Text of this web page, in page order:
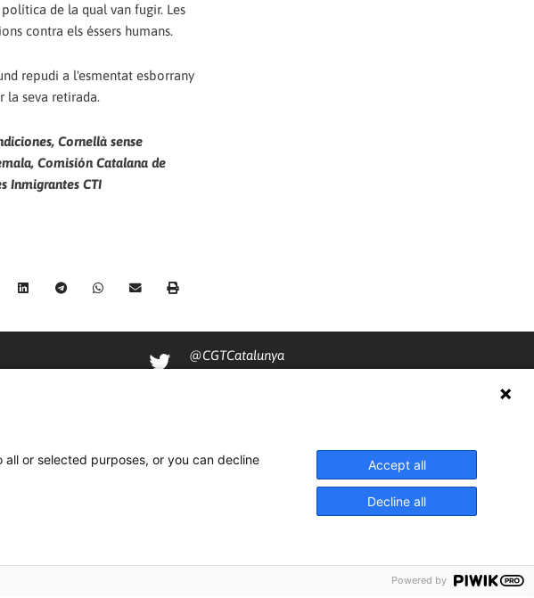
de la qual van fugir. Les
contra els éssers humans.
repudi a l'esmentat esborrany
la seva retirada.
Cornellà sense
Comisión Catalana de
Inmigrantes CTI
@CGTCatalunya
cgtcatalunya
or selected purposes, or you can decline
Accept all
Decline all
Powered by